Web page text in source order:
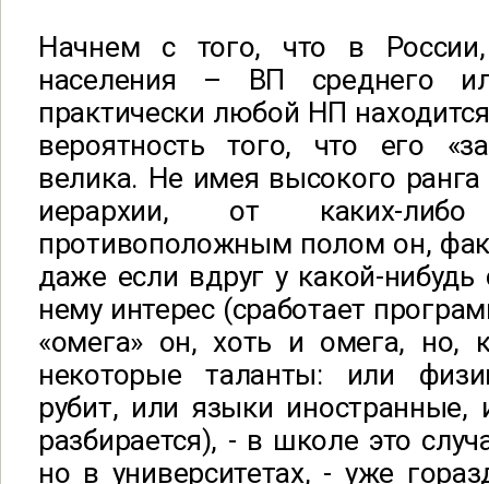
Начнем с того, что в
населения – ВП среднего
практически любой НП
вероятность того, что его
велика. Не имея высокого
иерархии, от каких-
противоположным полом он,
даже если вдруг у какой-
нему интерес (сработает
«омега» он, хоть и омега, но,
некоторые таланты: или
рубит, или языки
разбирается), - в школе это
но в университетах, - уже